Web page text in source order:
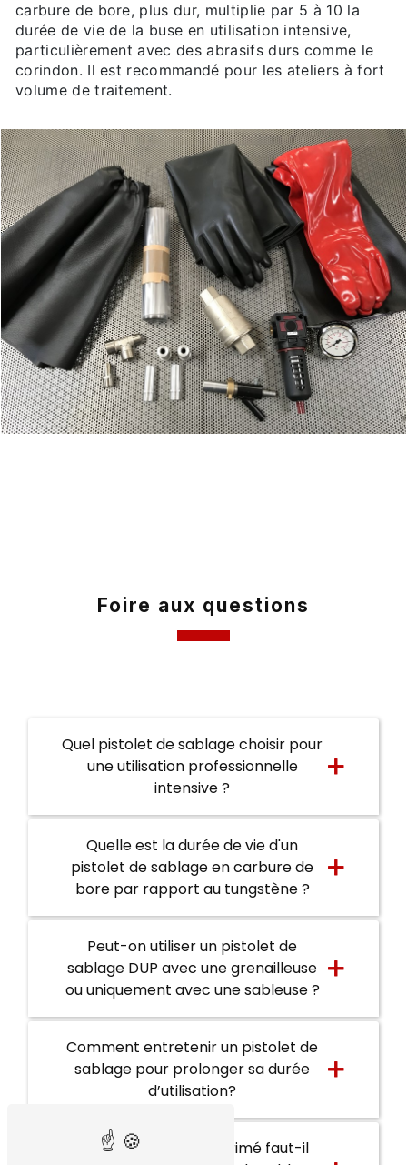
carbure de bore, plus dur, multiplie par 5 à 10 la
durée de vie de la buse en utilisation intensive,
particulièrement avec des abrasifs durs comme le
corindon. Il est recommandé pour les ateliers à fort
volume de traitement.
Foire aux questions
Quel pistolet de sablage choisir pour
une utilisation professionnelle
intensive ?
Quelle est la durée de vie d'un
pistolet de sablage en carbure de
bore par rapport au tungstène ?
Peut-on utiliser un pistolet de
sablage DUP avec une grenailleuse
ou uniquement avec une sableuse ?
Comment entretenir un pistolet de
sablage pour prolonger sa durée
d’utilisation?
Quel débit d'air comprimé faut-il